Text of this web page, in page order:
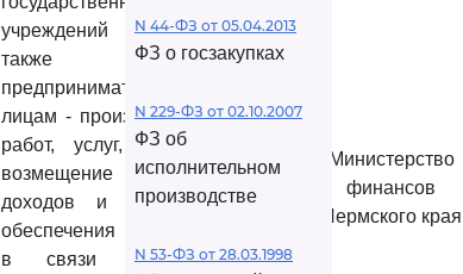
учреждений и предприятий, а
также индивидуальным
предпринимателям, физическим
лицам - производителям товаров,
работ, услуг, в том числе на
возмещение недополученных
доходов и (или) финансового
обеспечения (возмещения) затрат
в связи с производством
Министерство
финансов
Пермского края
N 44-ФЗ от 05.04.2013
ФЗ о госзакупках
N 229-ФЗ от 02.10.2007
ФЗ об
исполнительном
производстве
N 53-ФЗ от 28.03.1998